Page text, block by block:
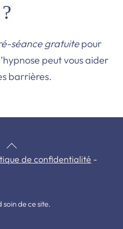
séance gratuitepour
peut vous aider
barrières.
Back
To de confidentialité -
soin de ce site.